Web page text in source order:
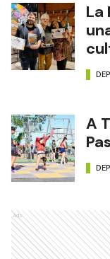
La
A
Ads